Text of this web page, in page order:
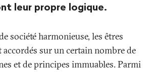
leur propre logique.
société harmonieuse, les êtres
accordés sur un certain nombre de
et de principes immuables. Parmi